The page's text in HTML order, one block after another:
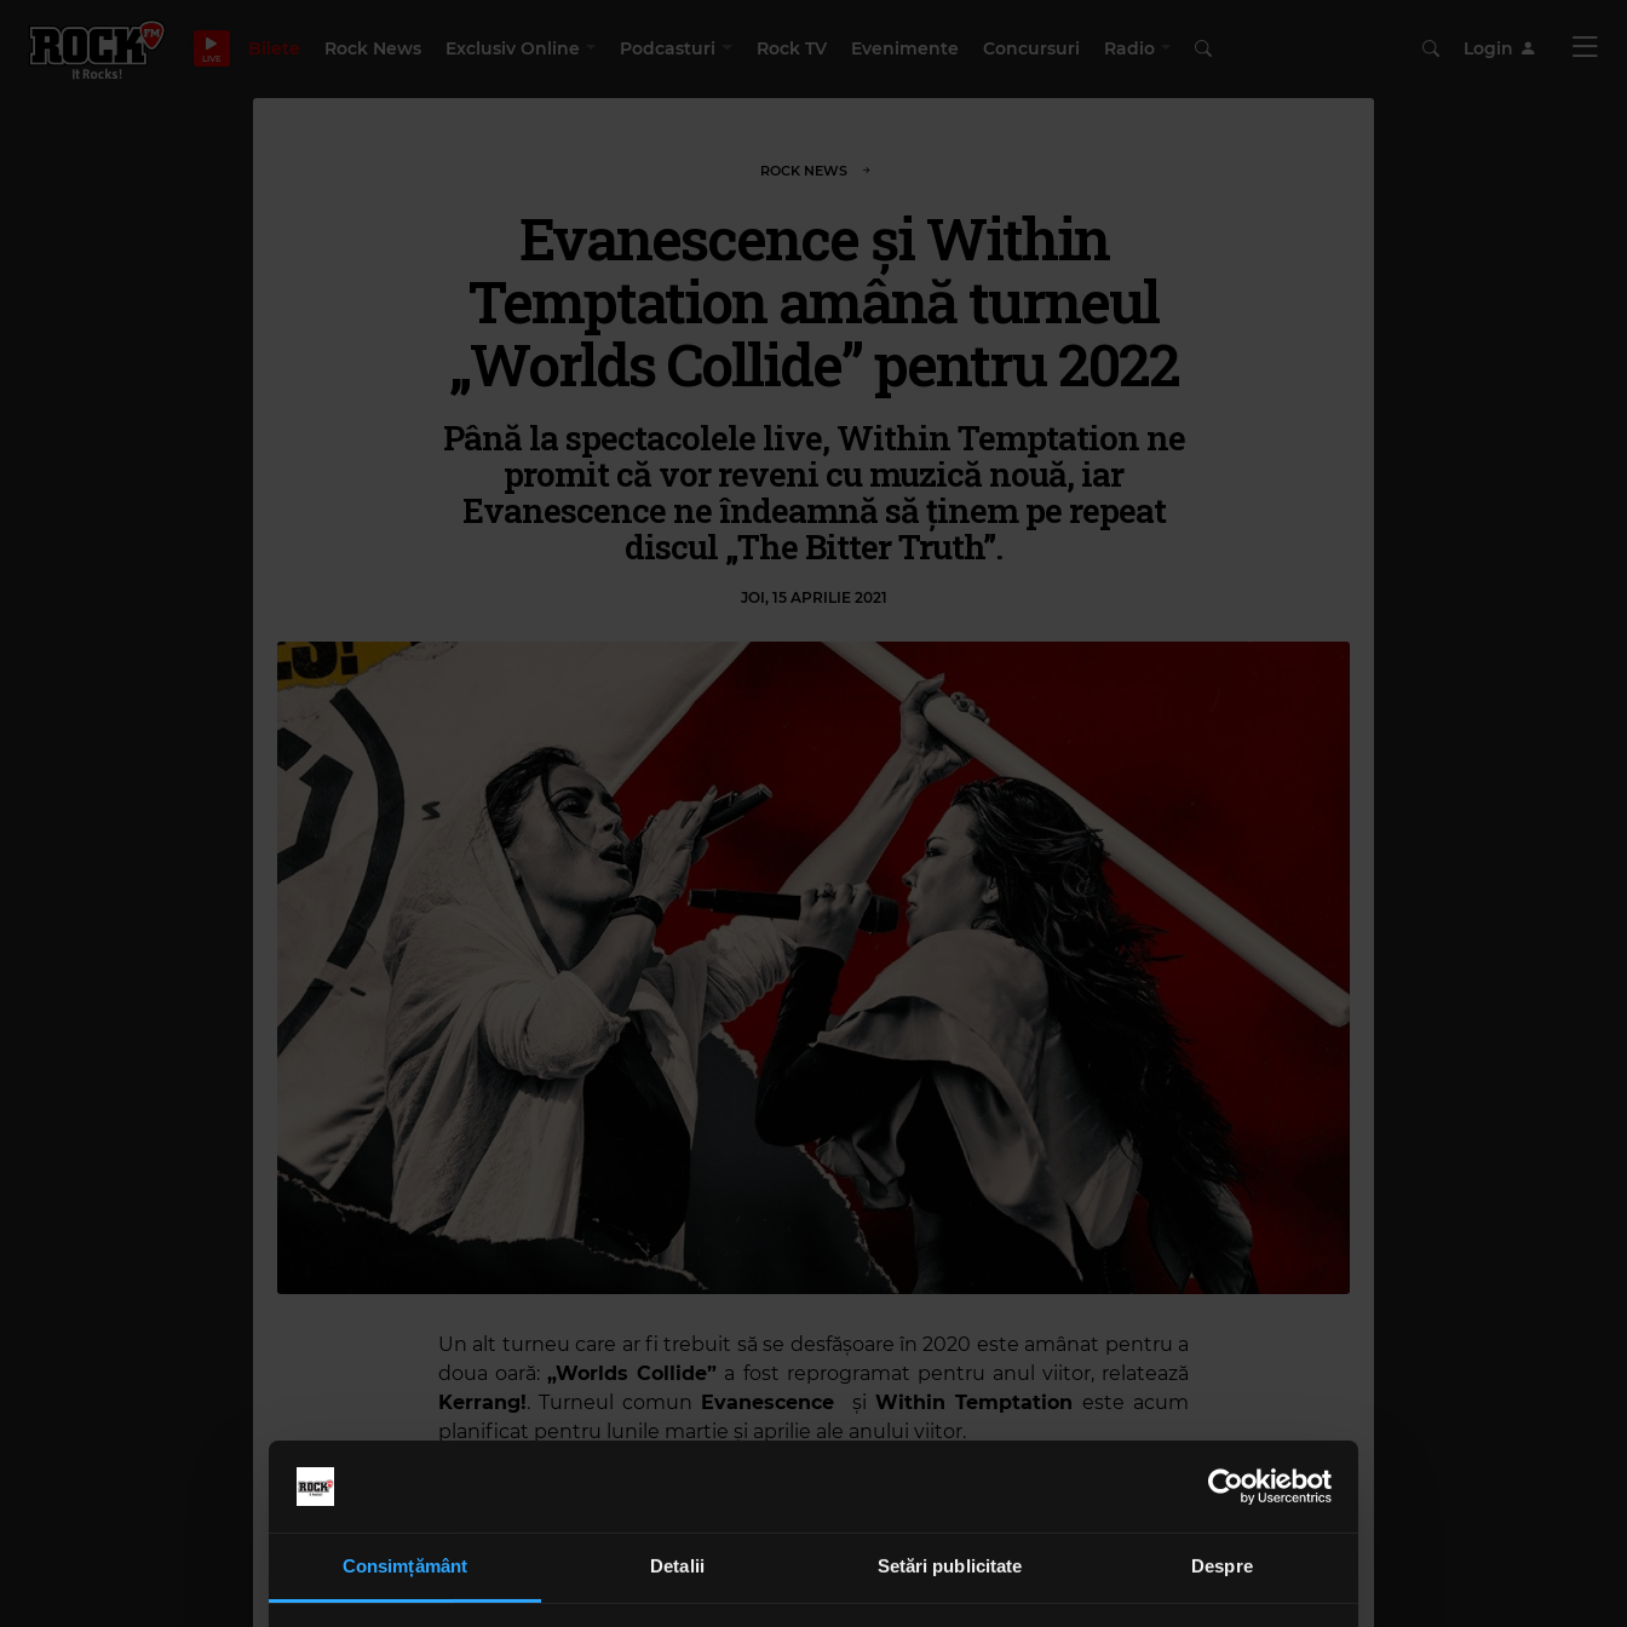
Consimțământ Detalii Setări publicitate Despre
LIVE Bilete Rock News Exclusiv Online Podcasturi Rock TV Evenimente Concursuri Radio Login
ROCK NEWS
Evanescence și Within
Temptation amână turneul
„Worlds Collide” pentru 2022
Până la spectacolele live, Within Temptation ne
promit că vor reveni cu muzică nouă, iar
Evanescence ne îndeamnă să ținem pe repeat
discul „The Bitter Truth”.
JOI, 15 APRILIE 2021
Un alt turneu care ar fi trebuit să se desfășoare în 2020 este amânat pentru a
doua oară:„Worlds Collide” a fost reprogramat pentru anul viitor, relatează
Kerrang!. Turneul comun Evanescence șiWithin Temptation este acum
planificat pentru lunile martie și aprilie ale anului viitor.
Din partea Within Temptation
primim o promisiune – „Sperăm să vă facem
să zâmbiți foarte larg în curând pentru că… Nu am stat degeaba și avem